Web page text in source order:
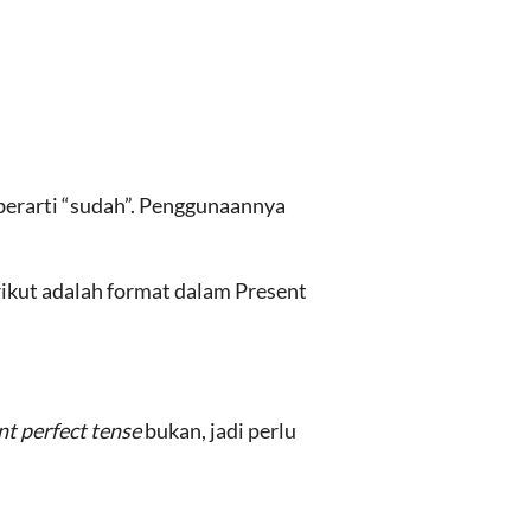
“sudah”. Penggunaannya
adalah format dalam Present
perfect tensebukan, jadi perlu